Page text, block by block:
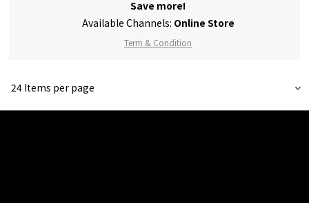
Save more!
Available Channels: Online Store
Term & Condition
24 Items per page